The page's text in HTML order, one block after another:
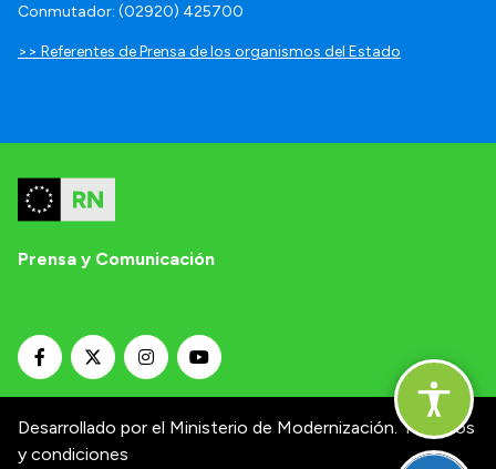
Conmutador: (02920) 425700
>> Referentes de Prensa de los organismos del Estado
Prensa y Comunicación
Desarrollado por el Ministerio de Modernización. Términos
y condiciones